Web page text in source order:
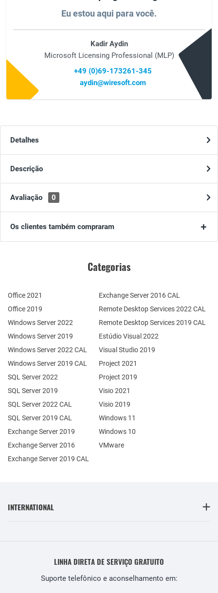
Eu estou aqui para você.
Kadir Aydin
Microsoft Licensing Professional (MLP)
+49 (0)69-173261-345
aydin@wiresoft.com
Detalhes
Descrição
Avaliação 0
Os clientes também compraram
Categorias
Office 2021
Office 2019
Windows Server 2022
Windows Server 2019
Exchange Server 2019
Exchange Server 2016
SQL Server 2022
SQL Server 2019
Windows Server 2022 CAL
Windows Server 2019 CAL
SQL Server 2022 CAL
SQL Server 2019 CAL
Remote Desktop Services 2022 CAL
Remote Desktop Services 2019 CAL
Exchange Server 2019 CAL
Exchange Server 2016 CAL
Estúdio Visual 2022
Visual Studio 2019
Project 2021
Project 2019
Visio 2021
Visio 2019
Windows 11
Windows 10
VMware
INTERNATIONAL
LINHA DIRETA DE SERVIÇO GRATUITO
Suporte telefônico e aconselhamento em: